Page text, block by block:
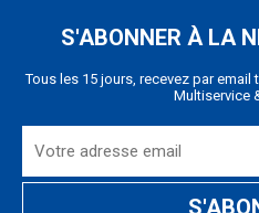
S'ABONNER À LA
Tous les 15 jours, recevez par email
Multiservice